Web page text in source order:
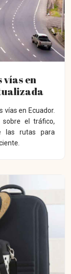
vías en
en Ecuador.
sobre el tráfico,
las rutas para